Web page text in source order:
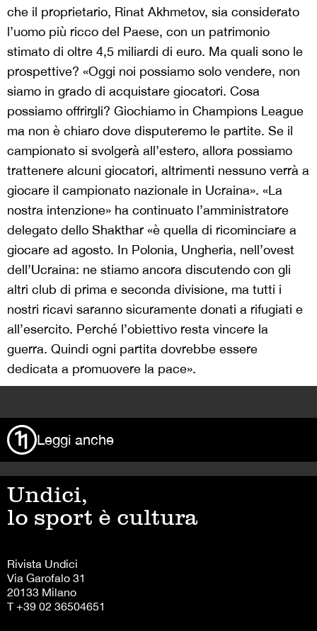
che il proprietario, Rinat Akhmetov, sia considerato
l’uomo più ricco del Paese, con un patrimonio
stimato di oltre 4,5 miliardi di euro. Ma quali sono le
prospettive? «Oggi noi possiamo solo vendere, non
siamo in grado di acquistare giocatori. Cosa
possiamo offrirgli? Giochiamo in Champions League
ma non è chiaro dove disputeremo le partite. Se il
campionato si svolgerà all’estero, allora possiamo
trattenere alcuni giocatori, altrimenti nessuno verrà a
giocare il campionato nazionale in Ucraina». «La
nostra intenzione» ha continuato l’amministratore
delegato dello Shakthar «è quella di ricominciare a
giocare ad agosto. In Polonia, Ungheria, nell’ovest
dell’Ucraina: ne stiamo ancora discutendo con gli
altri club di prima e seconda divisione, ma tutti i
nostri ricavi saranno sicuramente donati a rifugiati e
all’esercito. Perché l’obiettivo resta vincere la
guerra. Quindi ogni partita dovrebbe essere
dedicata a promuovere la pace».
Leggi anche
Undici,
lo sport è cultura
Rivista Undici
Via Garofalo 31
20133 Milano
T +39 02 36504651